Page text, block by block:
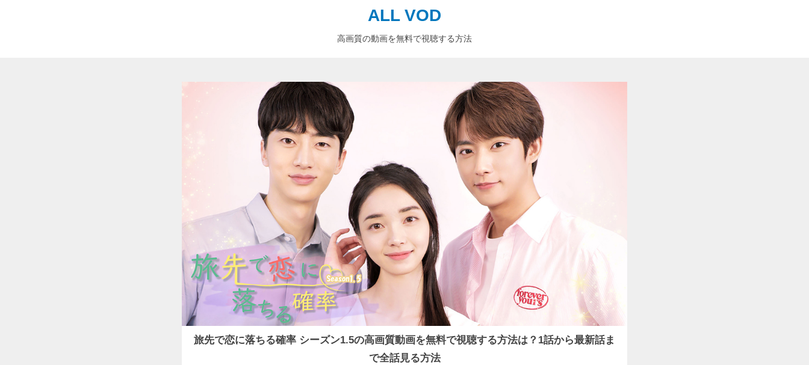
ALL VOD
高画質の動画を無料で視聴する方法
旅先で恋に落ちる確率 シーズン1.5の高画質動画を無料で視聴する方法は？1話から最新話ま
で全話見る方法